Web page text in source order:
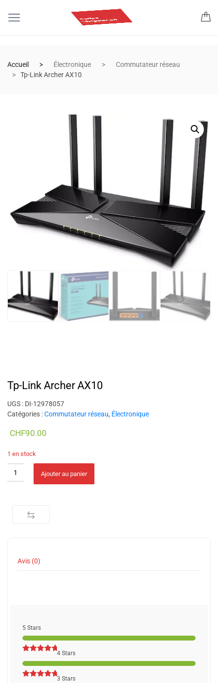
Accueil Électronique
Commutateur réseau
Tp-Link Archer AX10
Tp-Link Archer AX10
UGS : DI-12978057
Catégories :Commutateur réseau, Électronique
CHF90.00
1 en stock
Ajouter au panier
Avis (0)
5 Stars
4 Stars
3 Stars